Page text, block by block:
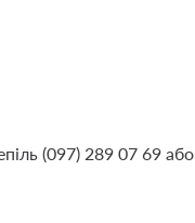
(097) 289 07 69 або